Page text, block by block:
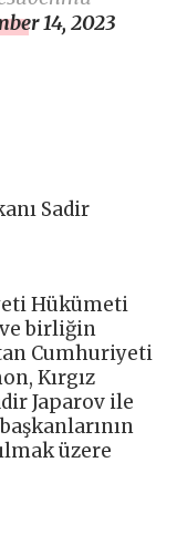
14, 2023
Sadir
Hükümeti
ve birliğin
Cumhuriyeti
Kırgız
Japarov ile
üzere